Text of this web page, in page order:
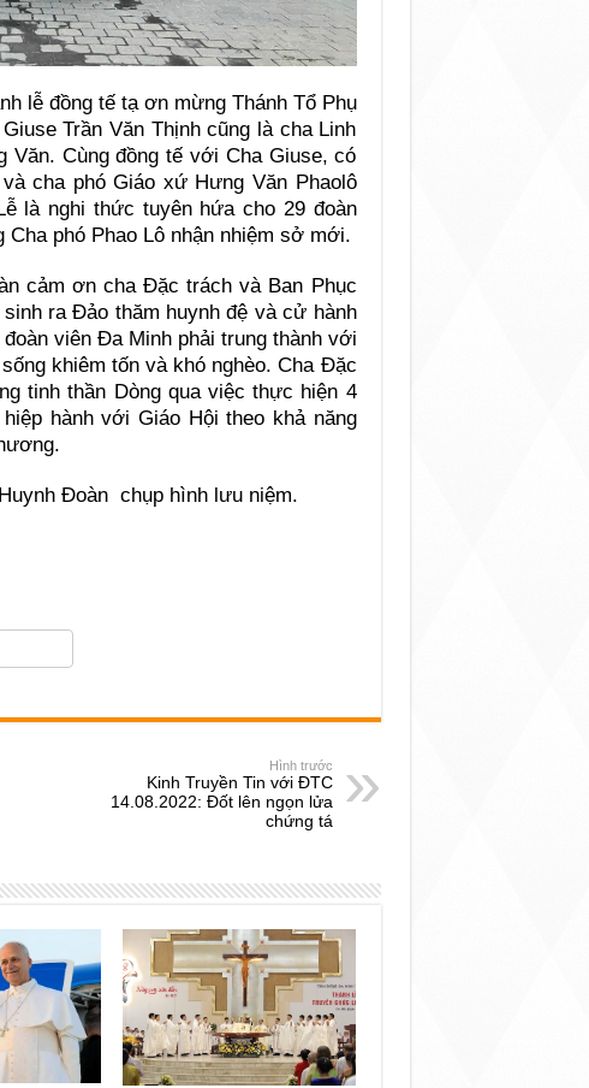
lễ đồng tế tạ ơn mừng Thánh Tổ Phụ
Trần Văn Thịnh cũng là cha Linh
Cùng đồng tế với Cha Giuse, có
cha phó Giáo xứ Hưng Văn Phaolô
là nghi thức tuyên hứa cho 29 đoàn
phó Phao Lô nhận nhiệm sở mới.
cảm ơn cha Đặc trách và Ban Phục
ra Đảo thăm huynh đệ và cử hành
viên Đa Minh phải trung thành với
khiêm tốn và khó nghèo. Cha Đặc
tinh thần Dòng qua việc thực hiện 4
hành với Giáo Hội theo khả năng
Đoàn chụp hình lưu niệm.
Hình trước
Kinh Truyền Tin với ĐTC
14.08.2022: Đốt lên ngọn lửa
chứng tá